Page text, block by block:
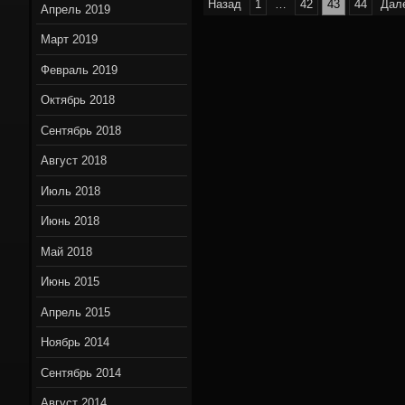
Назад 1 … 42 43 44
Апрель 2019
Март 2019
Февраль 2019
Октябрь 2018
Сентябрь 2018
Август 2018
Июль 2018
Июнь 2018
Май 2018
Июнь 2015
Апрель 2015
Ноябрь 2014
Сентябрь 2014